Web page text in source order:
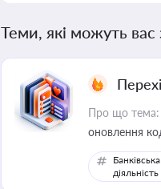
Теми, які можуть вас
Про що тема:
оновлення
Банківська
діяльність